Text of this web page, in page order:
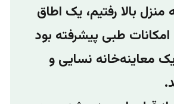
منزل بالا رفتیم، یک اطاق
امکانات طبی پیشرفته بود
معاینه‌خانه نسایی و